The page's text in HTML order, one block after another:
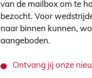
van de mailbox om te
bezocht. Voor
naar binnen kunnen,
aangeboden.
Ontvang jij onze